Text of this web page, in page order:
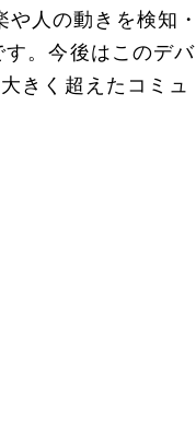
人の動きを検知・
。今後はこのデバ
きく超えたコミュ